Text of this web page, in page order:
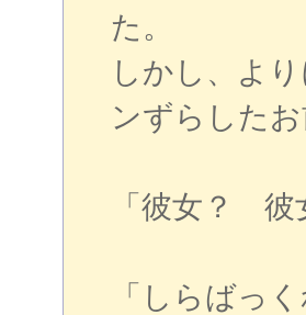
た。
しかし、よ
ンずらしたお
「彼女？ 彼
「しらばっ